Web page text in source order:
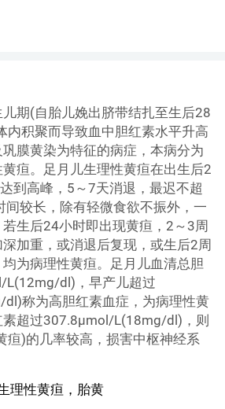
期(自胎儿娩出脐带结扎至生后28
内积聚而导致血中胆红素水平升高
膜黄染为特征的病症，本病分为
疸。足月儿生理性黄疸在出生后2
到高峰，5～7天消退，最迟不超
间较长，除有轻微食欲不振外，一
生后24小时即出现黄疸，2～3周
加重，或消退后复现，或生后2周
为病理性黄疸。足月儿血清总胆
L(12mg/dl)，早产儿超过
称为高胆红素血症，为病理性黄
素超过307.8μmol/L(18mg/dl)，则
疸)的几率较高，损害中枢神经系
理性黄疸，胎黄